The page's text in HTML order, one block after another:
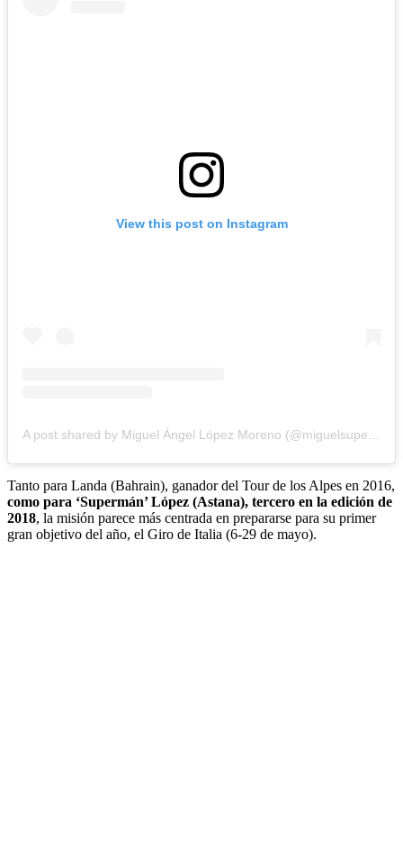
View this post on Instagram
Tanto para Landa (Bahrain), ganador del Tour de los Alpes en 2016,
como para ‘Supermán’ López (Astana), tercero en la edición de
2018, la misión parece más centrada en prepararse para su primer
gran objetivo del año, el Giro de Italia (6-29 de mayo).